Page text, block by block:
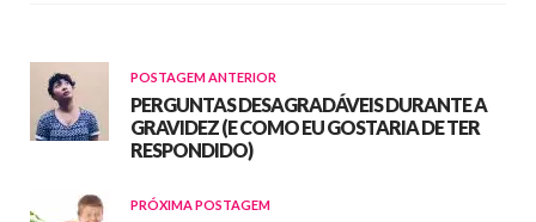
POSTAGEM ANTERIOR
PERGUNTAS DESAGRADÁVEIS DURANTE A
GRAVIDEZ (E COMO EU GOSTARIA DE TER
RESPONDIDO)
PRÓXIMA POSTAGEM